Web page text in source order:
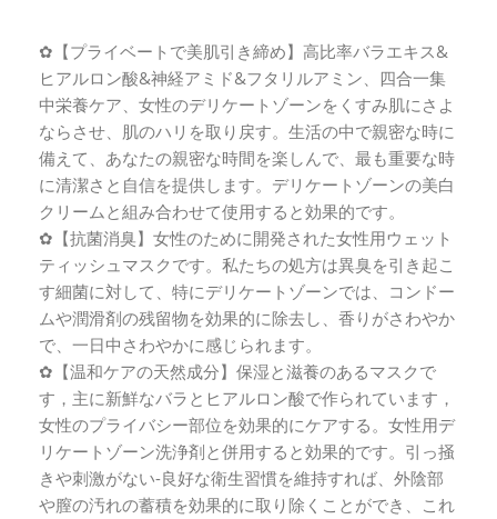
✿【プライベートで美肌引き締め】高比率バラエキス&
ヒアルロン酸&神経アミド&フタリルアミン、四合一集
中栄養ケア、女性のデリケートゾーンをくすみ肌にさよ
ならさせ、肌のハリを取り戻す。生活の中で親密な時に
備えて、あなたの親密な時間を楽しんで、最も重要な時
に清潔さと自信を提供します。デリケートゾーンの美白
クリームと組み合わせて使用すると効果的です。
✿【抗菌消臭】女性のために開発された女性用ウェット
ティッシュマスクです。私たちの処方は異臭を引き起こ
す細菌に対して、特にデリケートゾーンでは、コンドー
ムや潤滑剤の残留物を効果的に除去し、香りがさわやか
で、一日中さわやかに感じられます。
✿【温和ケアの天然成分】保湿と滋養のあるマスクで
す，主に新鮮なバラとヒアルロン酸で作られています，
女性のプライバシー部位を効果的にケアする。女性用デ
リケートゾーン洗浄剤と併用すると効果的です。引っ掻
きや刺激がない-良好な衛生習慣を維持すれば、外陰部
や膣の汚れの蓄積を効果的に取り除くことができ、これ